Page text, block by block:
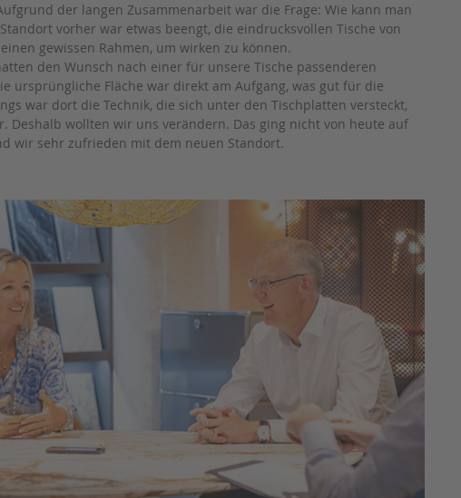
der langen Zusammenarbeit war die Frage: Wie kann man
vorher war etwas beengt, die eindrucksvollen Tische von
einen gewissen Rahmen, um wirken zu können.
den Wunsch nach einer für unsere Tische passenderen
ursprüngliche Fläche war direkt am Aufgang, was gut für die
war dort die Technik, die sich unter den Tischplatten versteckt,
Deshalb wollten wir uns verändern. Das ging nicht von heute auf
wir sehr zufrieden mit dem neuen Standort.